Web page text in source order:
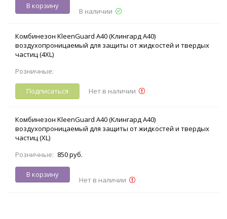
В корзину
В наличии
Комбинезон KleenGuard A40 (Клингард А40)
воздухопроницаемый для защиты от жидкостей и твердых
частиц (4XL)
Розничные:
Подписаться Нет в наличии
Комбинезон KleenGuard A40 (Клингард А40)
воздухопроницаемый для защиты от жидкостей и твердых
частиц (XL)
Розничные: 850 руб.
В корзину
Нет в наличии